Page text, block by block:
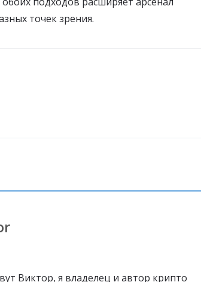
точек зрения.
Виктор, я владелец и автор крипто